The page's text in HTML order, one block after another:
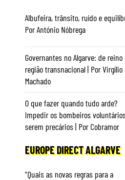
Albufeira, trânsito, ruído e
Por António Nóbrega
Governantes no Algarve: de reino
região transnacional | Por Virgílio
Machado
O que fazer quando tudo arde?
Impedir os bombeiros
serem precários | Por Cobramor
EUROPE DIRECT ALGARVE
“Quais as novas regras para a